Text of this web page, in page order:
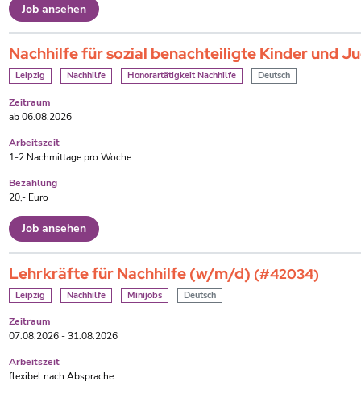
Job ansehen
Nachhilfe für sozial benachteiligte Kinder und
Leipzig Nachhilfe Honorartätigkeit Nachhilfe Deutsch
Zeitraum
ab 06.08.2026
Arbeitszeit
1-2 Nachmittage pro Woche
Bezahlung
20,- Euro
Job ansehen
Lehrkräfte für Nachhilfe (w/m/d) (#42034)
Leipzig Nachhilfe Minijobs Deutsch
Zeitraum
07.08.2026 - 31.08.2026
Arbeitszeit
flexibel nach Absprache